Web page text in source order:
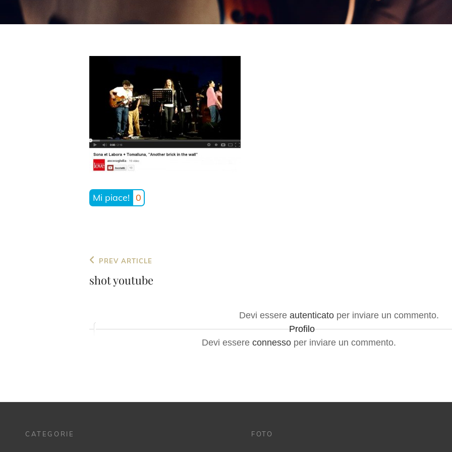
Mi piace! 0
Navigazione
articoli
Previous
Post
PREV ARTICLE
shot youtube
Devi essere autenticato per inviare un commento.
Profilo
Devi essere connessoper inviare un commento.
CATEGORIE FOTO